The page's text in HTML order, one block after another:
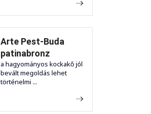
Arte Pest-Buda
patinabronz
a hagyományos kockakő jól
bevált megoldás lehet
történelmi ...